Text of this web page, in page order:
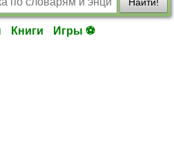
Книги Игры ⚽